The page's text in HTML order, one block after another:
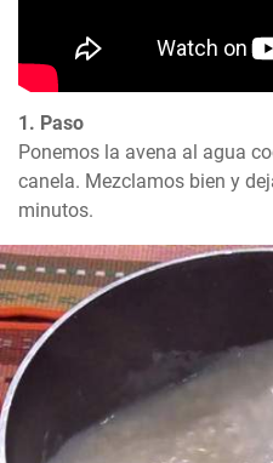
1. Paso
Ponemos la avena al agua
canela. Mezclamos bien y
minutos.